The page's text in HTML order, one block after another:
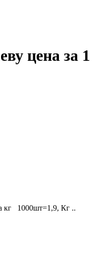
цена за 1
кг 1000шт=1,9, Кг ..